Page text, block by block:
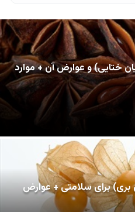
ختایی) و عوارض آن + موارد
برای سلامتی + عوارض